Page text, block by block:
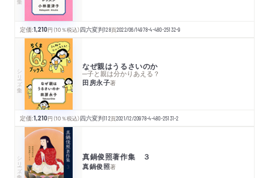
定価:1,210円 （10％税込）四六変判128頁2022/06/14978-4-480-25132-9
シリーズ・全集 なぜ親はうるさいのか
─子と親は分かりあえる？
田房永子著
定価:1,210円 （10％税込）四六変判112頁2021/12/20978-4-480-25131-2
シリーズ・全集 真鍋俊照著作集 ３
真鍋俊照著